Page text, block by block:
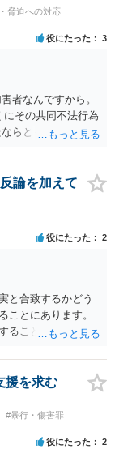
近くの弁護士に相
ます。
脅迫への対応
役にたった 3
者なんですから。
その共同不法行為
らともか
論を加えて
役にたった 2
と合致するかどう
ことにあります。
ることが大切で
の点について最終
まると思います
で、何ともいえま
援を求む
#暴行・傷害罪
役にたった 2